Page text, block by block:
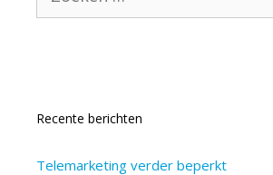
Recente berichten
Telemarketing verder beperkt